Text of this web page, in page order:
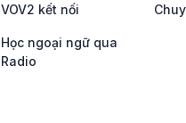
VOV2 kết nối
Học ngoại ngữ qua
Radio